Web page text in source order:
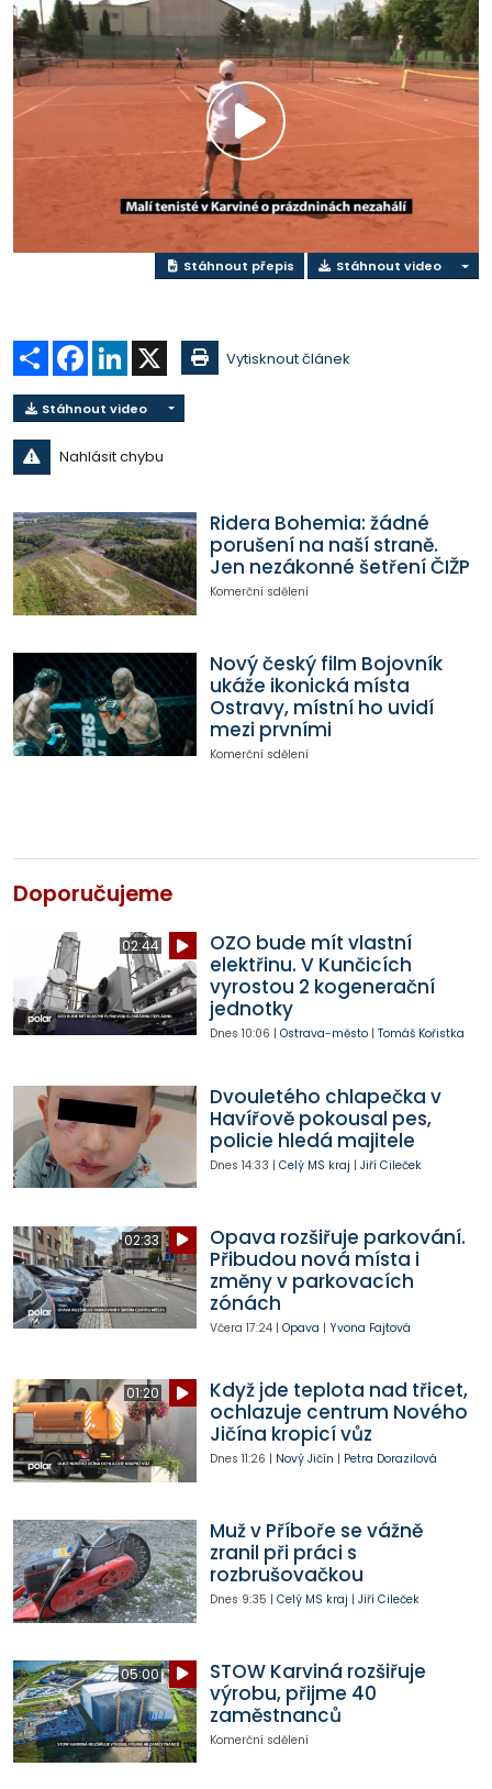
Přehrát
video
Stáhnout přepis Stáhnout video
Sdílet Facebook
LinkedIn Vytisknout článek
Stáhnout video
Nahlásit chybu
Ridera Bohemia: žádné
porušení na naší straně.
Jen nezákonné šetření ČIŽP
Komerční sdělení
Nový český film Bojovník
ukáže ikonická místa
Ostravy, místní ho uvidí
mezi prvními
Komerční sdělení
Doporučujeme
02:44
OZO bude mít vlastní
elektřinu. V Kunčicích
vyrostou 2 kogenerační
jednotky
Dnes 10:06 | Ostrava-město| Tomáš Kořistka
Dvouletého chlapečka v
Havířově pokousal pes,
policie hledá majitele
Dnes 14:33 | Celý MS kraj | Jiří Cileček
02:33
Opava rozšiřuje parkování.
Přibudou nová místa i
změny v parkovacích
zónách
Včera 17:24| Opava | Yvona Fajtová
01:20
Když jde teplota nad třicet,
ochlazuje centrum Nového
Jičína kropicí vůz
Dnes 11:26 | Nový Jičín | Petra Dorazilová
Muž v Příboře se vážně
zranil při práci s
rozbrušovačkou
Dnes 9:35 | Celý MS kraj | Jiří Cileček
05:00
STOW Karviná rozšiřuje
výrobu, přijme 40
zaměstnanců
Komerční sdělení